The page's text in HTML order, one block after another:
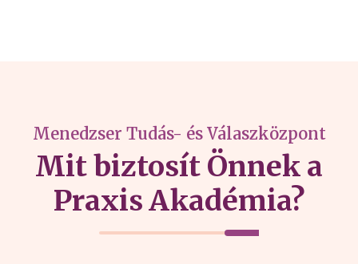
Menedzser Tudás- és Válaszközpont
Mit biztosít Önnek a
Praxis Akadémia?